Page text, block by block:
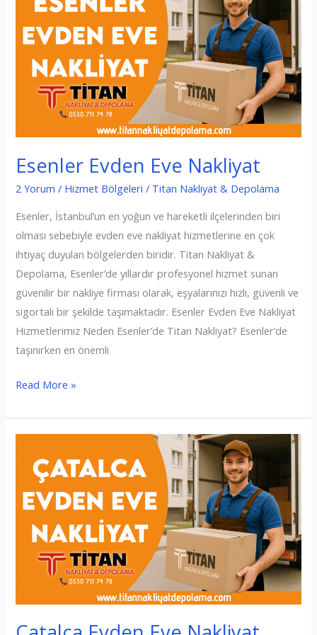
Esenler Evden Eve Nakliyat
2 Yorum / Hizmet Bölgeleri / Titan Nakliyat & Depolama
Esenler, İstanbul’un en yoğun ve hareketli ilçelerinden biri
olması sebebiyle evden eve nakliyat hizmetlerine en çok
ihtiyaç duyulan bölgelerden biridir. Titan Nakliyat &
Depolama, Esenler’de yıllardır profesyonel hizmet sunan
güvenilir bir nakliye firması olarak, eşyalarınızı hızlı, güvenli ve
sigortalı bir şekilde taşımaktadır. Esenler Evden Eve Nakliyat
Hizmetlerimiz Neden Esenler’de Titan Nakliyat? Esenler’de
taşınırken en önemli
Esenler
Eve
Read More »